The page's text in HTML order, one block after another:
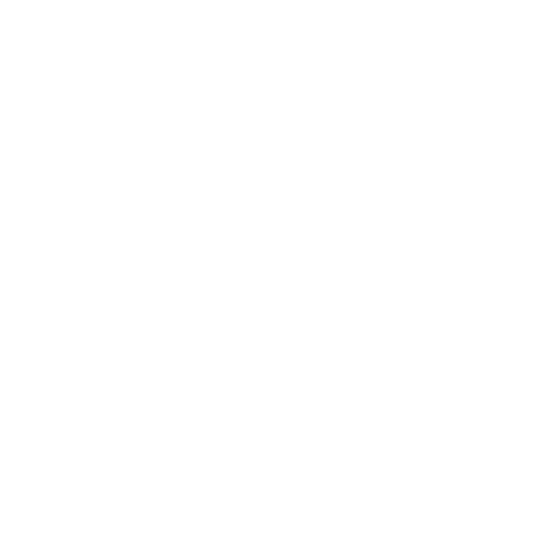
to the New Year 2025!